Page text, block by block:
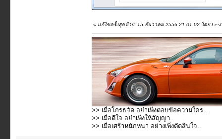
« แก้ไขครั้งสุดท้าย: 15 ธันวาคม 2556 21:01:02 โดย
>> เมื่อโกรธจัด อย่าเพิ่งตอบข้อความใคร..
>> เมื่อดีใจ อย่าเพิ่งให้สัญญา..
>> เมื่อเศร้าหนักหนา อย่างเพิ่งตัดสินใจ..